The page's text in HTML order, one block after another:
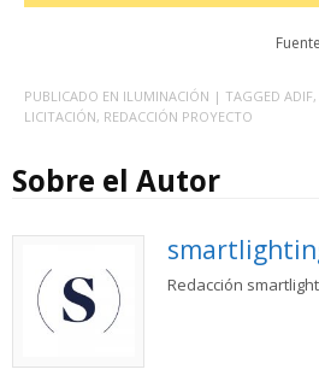
PUBLICADO EN ILUMINACIÓN | TAGGED ADIF,
LICITACIÓN, REDACCIÓN PROYECTO
Sobre el Autor
Redacción